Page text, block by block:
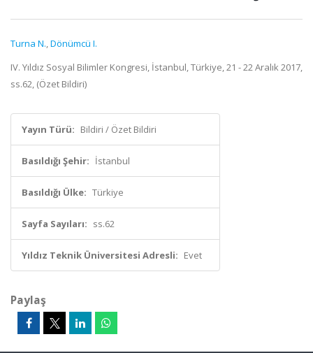
Turna N.,Dönümcü I.
IV. Yıldız Sosyal Bilimler Kongresi, İstanbul, Türkiye, 21 - 22 Aralık 2017,
ss.62, (Özet Bildiri)
Yayın Türü: Bildiri / Özet Bildiri
Basıldığı Şehir: İstanbul
Basıldığı Ülke: Türkiye
Sayfa Sayıları: ss.62
Yıldız Teknik Üniversitesi Adresli: Evet
Paylaş